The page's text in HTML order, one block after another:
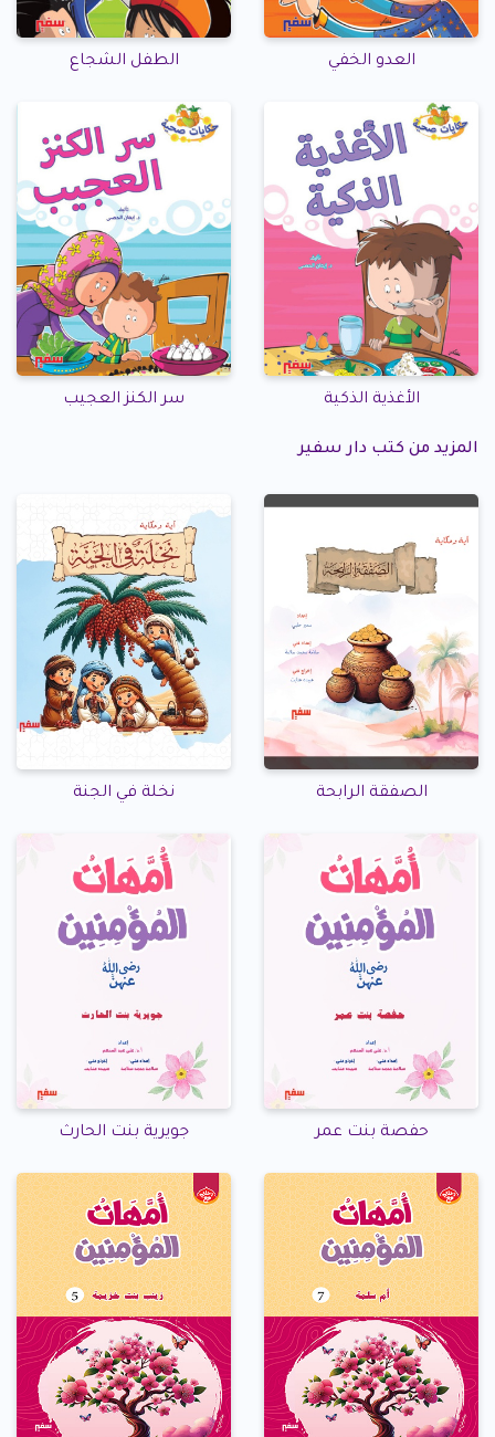
العدو الخفي الطفل الشجاع
الأغذية الذكية سر الكنز العجيب
المزيد من كتب دار سفير
الصفقة الرابحة نخلة في الجنة
حفصة بنت عمر جويرية بنت الحارث